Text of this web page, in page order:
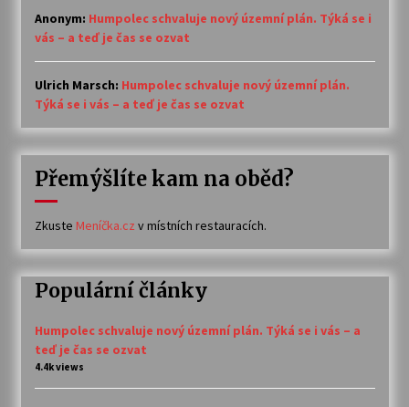
Anonym: Humpolec schvaluje nový územní plán. Týká se i
vás – a teď je čas se ozvat
Ulrich Marsch: Humpolec schvaluje nový územní plán.
Týká se i vás – a teď je čas se ozvat
Přemýšlíte kam na oběd?
Zkuste Meníčka.cz v místních restauracích.
Populární články
Humpolec schvaluje nový územní plán. Týká se i vás – a
teď je čas se ozvat
4.4k views